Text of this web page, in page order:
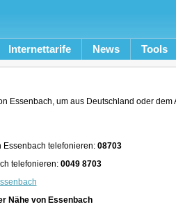
Internettarife News Tools
Essenbach, um aus Deutschland oder dem
telefonieren: 08703
telefonieren: 0049 8703
Nähe von Essenbach